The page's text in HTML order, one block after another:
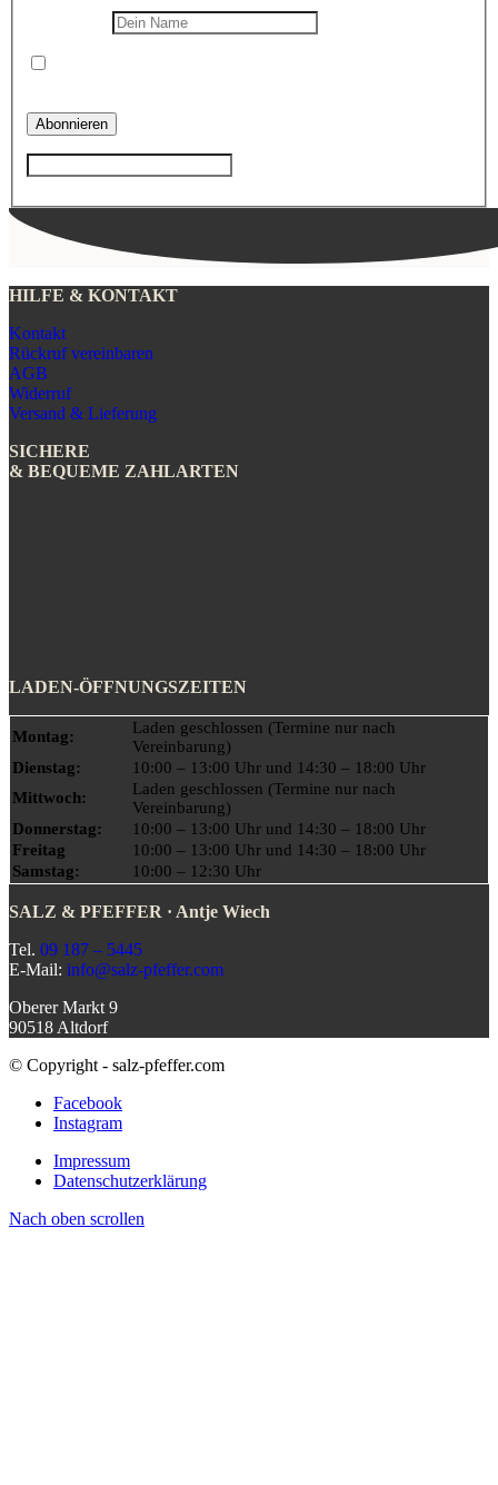
HILFE & KONTAKT
Kontakt
Rückruf vereinbaren
AGB
Widerruf
Versand & Lieferung
SICHERE
& BEQUEME ZAHLARTEN
LADEN-ÖFFNUNGSZEITEN
Montag:
Laden geschlossen (Termine nur nach
Vereinbarung)
Dienstag:
10:00 – 13:00 Uhr und 14:30 – 18:00 Uhr
Mittwoch:
Laden geschlossen (Termine nur nach
Vereinbarung)
Donnerstag:
10:00 – 13:00 Uhr und 14:30 – 18:00 Uhr
Freitag
10:00 – 13:00 Uhr und 14:30 – 18:00 Uhr
Samstag:
10:00 – 12:30 Uhr
SALZ & PFEFFER · Antje Wiech
Tel. 09 187 – 5445
E-Mail: info@salz-pfeffer.com
Oberer Markt 9
90518 Altdorf
© Copyright - salz-pfeffer.com
Facebook
Instagram
Impressum
Datenschutzerklärung
Nach oben scrollen